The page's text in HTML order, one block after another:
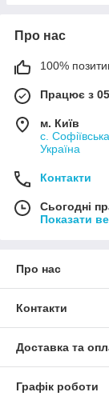
Про нас
100%
Працює з
м. Київ
с.
Україна
Контакти
Сьогодні
Показати
Про нас
Контакти
Доставка та
Графік роботи